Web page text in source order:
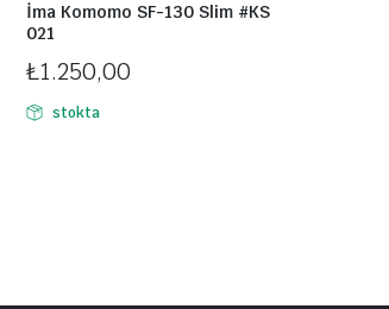
İma Komomo SF-130 Slim #KS
021
₺1.250,00
stokta